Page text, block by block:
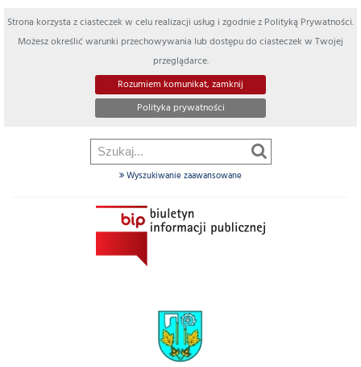
Strona korzysta z ciasteczek w celu realizacji usług i zgodnie z Polityką Prywatności.
Możesz określić warunki przechowywania lub dostępu do ciasteczek w Twojej
przeglądarce.
Rozumiem komunikat, zamknij
Polityka prywatności
Wyszukiwanie zaawansowane